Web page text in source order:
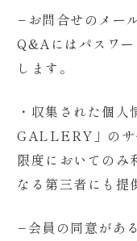
− お問合せのメー
Q&Aにはパスワ
します。
・収集された個
GALLERY」のサ
限度においてのみ
なる第三者にも提
−会員の同意があ